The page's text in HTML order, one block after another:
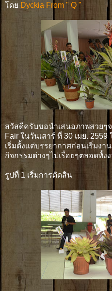
โดย Dyckia From " Q "
สวัสดีครับขอนำเสนอภาพสวยๆ
Fair ในวันเสาร์ ที่ 30 เมย.
เริ่มตั้งเเต่บรรยากาศก่อนเริ่มง
กิจกรรมต่างๆไปเรื่อยๆตลอดทั้ง
รูปที่ 1 เริ่มการตัดสิน